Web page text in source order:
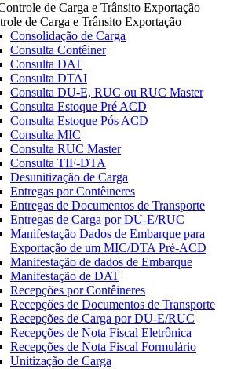
de Carga e Trânsito Exportação
de Carga e Trânsito Exportação
Consolidação de Carga
Consulta Contêiner
Consulta DAT
Consulta DTAI
Consulta DU-E, RUC ou RUC Master
Consulta Estoque Pré ACD
Consulta Estoque Pós ACD
Consulta MIC
Consulta RUC Master
Consulta TIF-DTA
Desunitização de Carga
Entregas por Contêineres
Entregas de Documentos de Transporte
Entregas de Carga por DU-E/RUC
Manifestação Dados de Embarque para
Exportação de um MIC/DTA Pré-ACD
Manifestação de dados de Embarque
Manifestação de DAT
Recepções por Contêineres
Recepções de Documentos de Transporte
Recepções de Carga por DU-E/RUC
Recepções de Nota Fiscal Eletrônica
Recepções de Nota Fiscal Formulário
Unitização de Carga